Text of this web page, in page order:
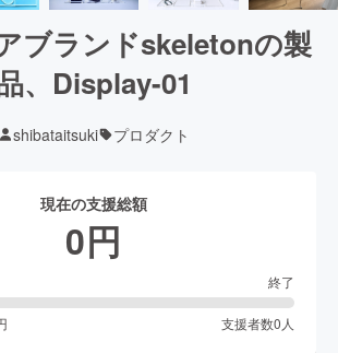
ブランドskeletonの製
、Display-01
shibataitsuki プロダクト
現在の支援総額
0円
終了
支援者数0 人